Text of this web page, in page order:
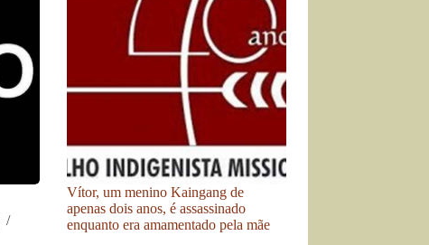
Vítor, um menino Kaingang de
apenas dois anos, é assassinado
enquanto era amamentado pela mãe